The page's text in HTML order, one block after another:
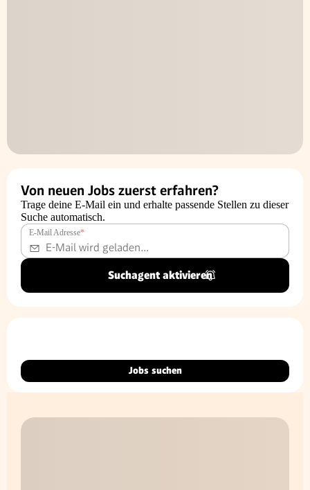
Von neuen Jobs zuerst erfahren?
Trage deine E-Mail ein und erhalte passende Stellen zu dieser
Suche automatisch.
E-Mail Adresse*
Suchagent aktivieren
Jobs suchen